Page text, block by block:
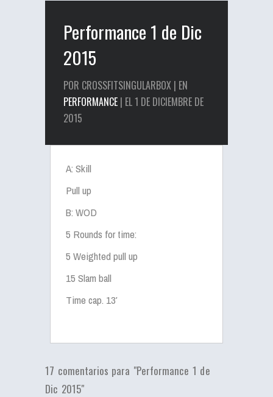
Performance 1 de Dic
2015
POR CROSSFITSINGULARBOX | EN
PERFORMANCE | EL 1 DE DICIEMBRE DE
2015
A: Skill
Pull up
B: WOD
5 Rounds for time:
5 Weighted pull up
15 Slam ball
Time cap. 13′
17 comentarios para "Performance 1 de
Dic 2015"